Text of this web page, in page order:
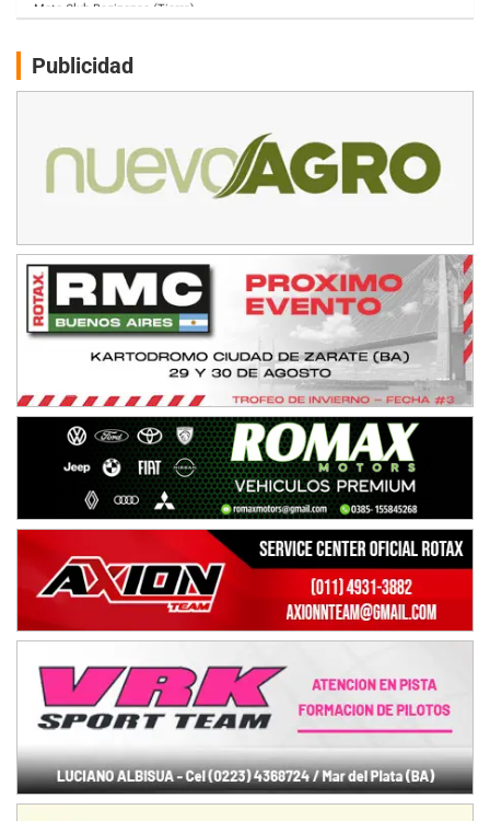
Humboldt (Santa Fe)
Ciudad de Avellaneda (Asfalto)
Avellaneda (Santa Fe)
José Samuel Sánchez (Tierra)
Rufino (Santa Fe)
El Timbó (Tucumán)
COBERTURA ESPECIAL DE E-KART.COM.AR
08/09-AGO
IAME SERIES ARGENTINA 6
Baradero (Buenos Aires)
KDO - F6
Ciudad de Trenque Lauquen (Asfalto)
Trenque Lauquen (Buenos Aires)
ENTRERRIANO - F6 (POSTERGADA)
Villaguay (Entre Ríos)
VICTORIENSE - F7
El Cerro (Tierra)
PATAGONICO - F6
Moto Club Reginense (Tierra)
Gral. E. Godoy (Río Negro)
CSK - F7
Juventud Unida (Tierra)
Publicidad